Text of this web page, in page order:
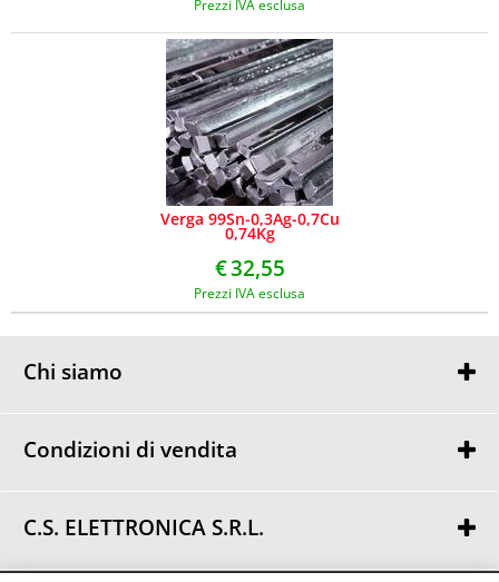
Prezzi IVA esclusa
Verga 99Sn-0,3Ag-0,7Cu
0,74Kg
€32,55
Prezzi IVA esclusa
Chi siamo
Condizioni di vendita
C.S. ELETTRONICA S.R.L.